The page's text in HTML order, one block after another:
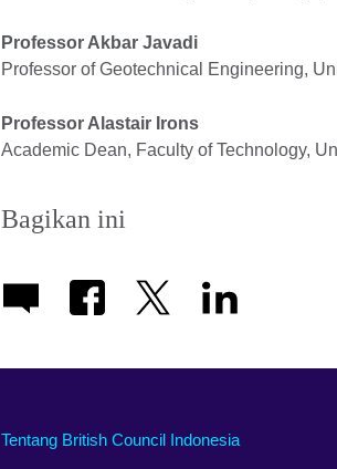
Professor Akbar Javadi
Professor of Geotechnical Engineering,
Professor Alastair Irons
Academic Dean, Faculty of Technology,
Bagikan ini
Tentang British Council Indonesia